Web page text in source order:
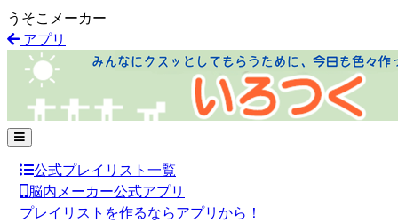
うそこメーカー
アプリ
公式プレイリスト一覧
脳内メーカー公式アプリ
プレイリストを作るならアプリから！